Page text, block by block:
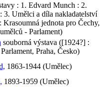
: 1. Edvard Munch : 2.
3. Umělci a díla nakladatelství
jednota pro Čechy,
- Parlament)
souborná výstava ([1924?] :
Praha, Česko)
1863-1944 (Umělec)
1893-1959 (Umělec)